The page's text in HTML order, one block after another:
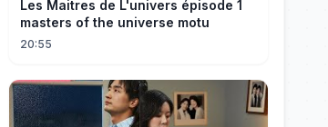
Les Maitres de L'univers épisode 1
masters of the universe motu
20:55